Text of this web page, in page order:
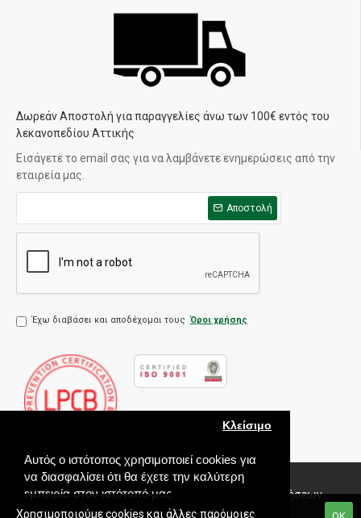
Αυτός ο ιστότοπος χρησιμοποιεί cookies για
να διασφαλίσει ότι θα έχετε την καλύτερη
εμπειρία στον ιστότοπό μας.
Κλείσιμο
Δωρεάν Αποστολή για παραγγελίες άνω των 100€ εντός του
λεκανοπεδίου Αττικής
Εισάγετε το email σας για να λαμβάνετε ενημερώσεις από την
εταιρεία μας.
Αποστολή
Έχω διαβάσει και αποδέχομαι τους Όροι χρήσης
Πολιτική Ποιότητας Όροι χρήσης
Πολιτική Πωλήσεων
Εγγύηση
Χρησιμοποιούμε cookies και άλλες παρόμοιες